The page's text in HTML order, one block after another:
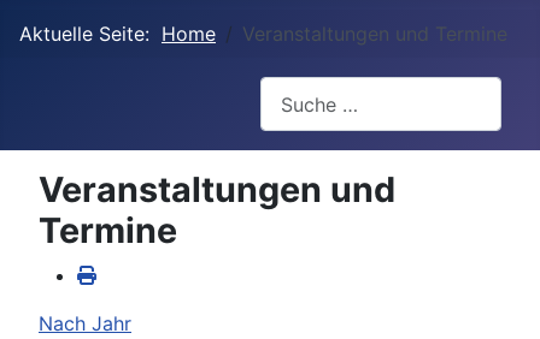
Aktuelle Seite: Home Veranstaltungen und Termine
Veranstaltungen und
Termine
Nach Jahr